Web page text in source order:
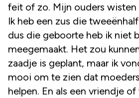
feit of zo. Mijn ouders wisten
Ik heb een zus die
dus die geboorte heb ik niet
meegemaakt. Het zou
zaadje is geplant, maar ik
mooi om te zien dat
helpen. En als een vriendje